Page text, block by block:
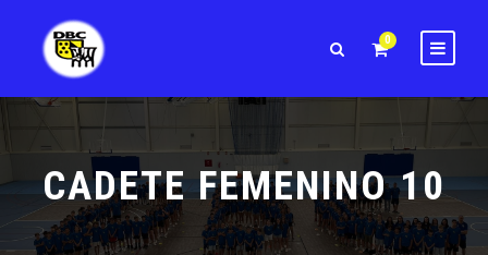
0
CADETE FEMENINO 10